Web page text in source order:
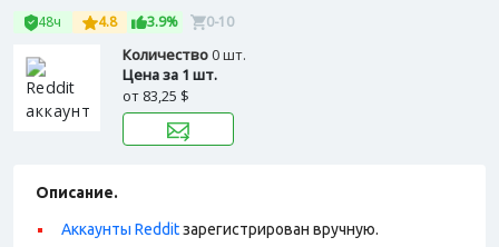
48ч 4.8 3.9% 0-10
Количество0 шт.
Цена за 1 шт.
от 83,25 $
Описание.
Аккаунты Redditзарегистрирован вручную.